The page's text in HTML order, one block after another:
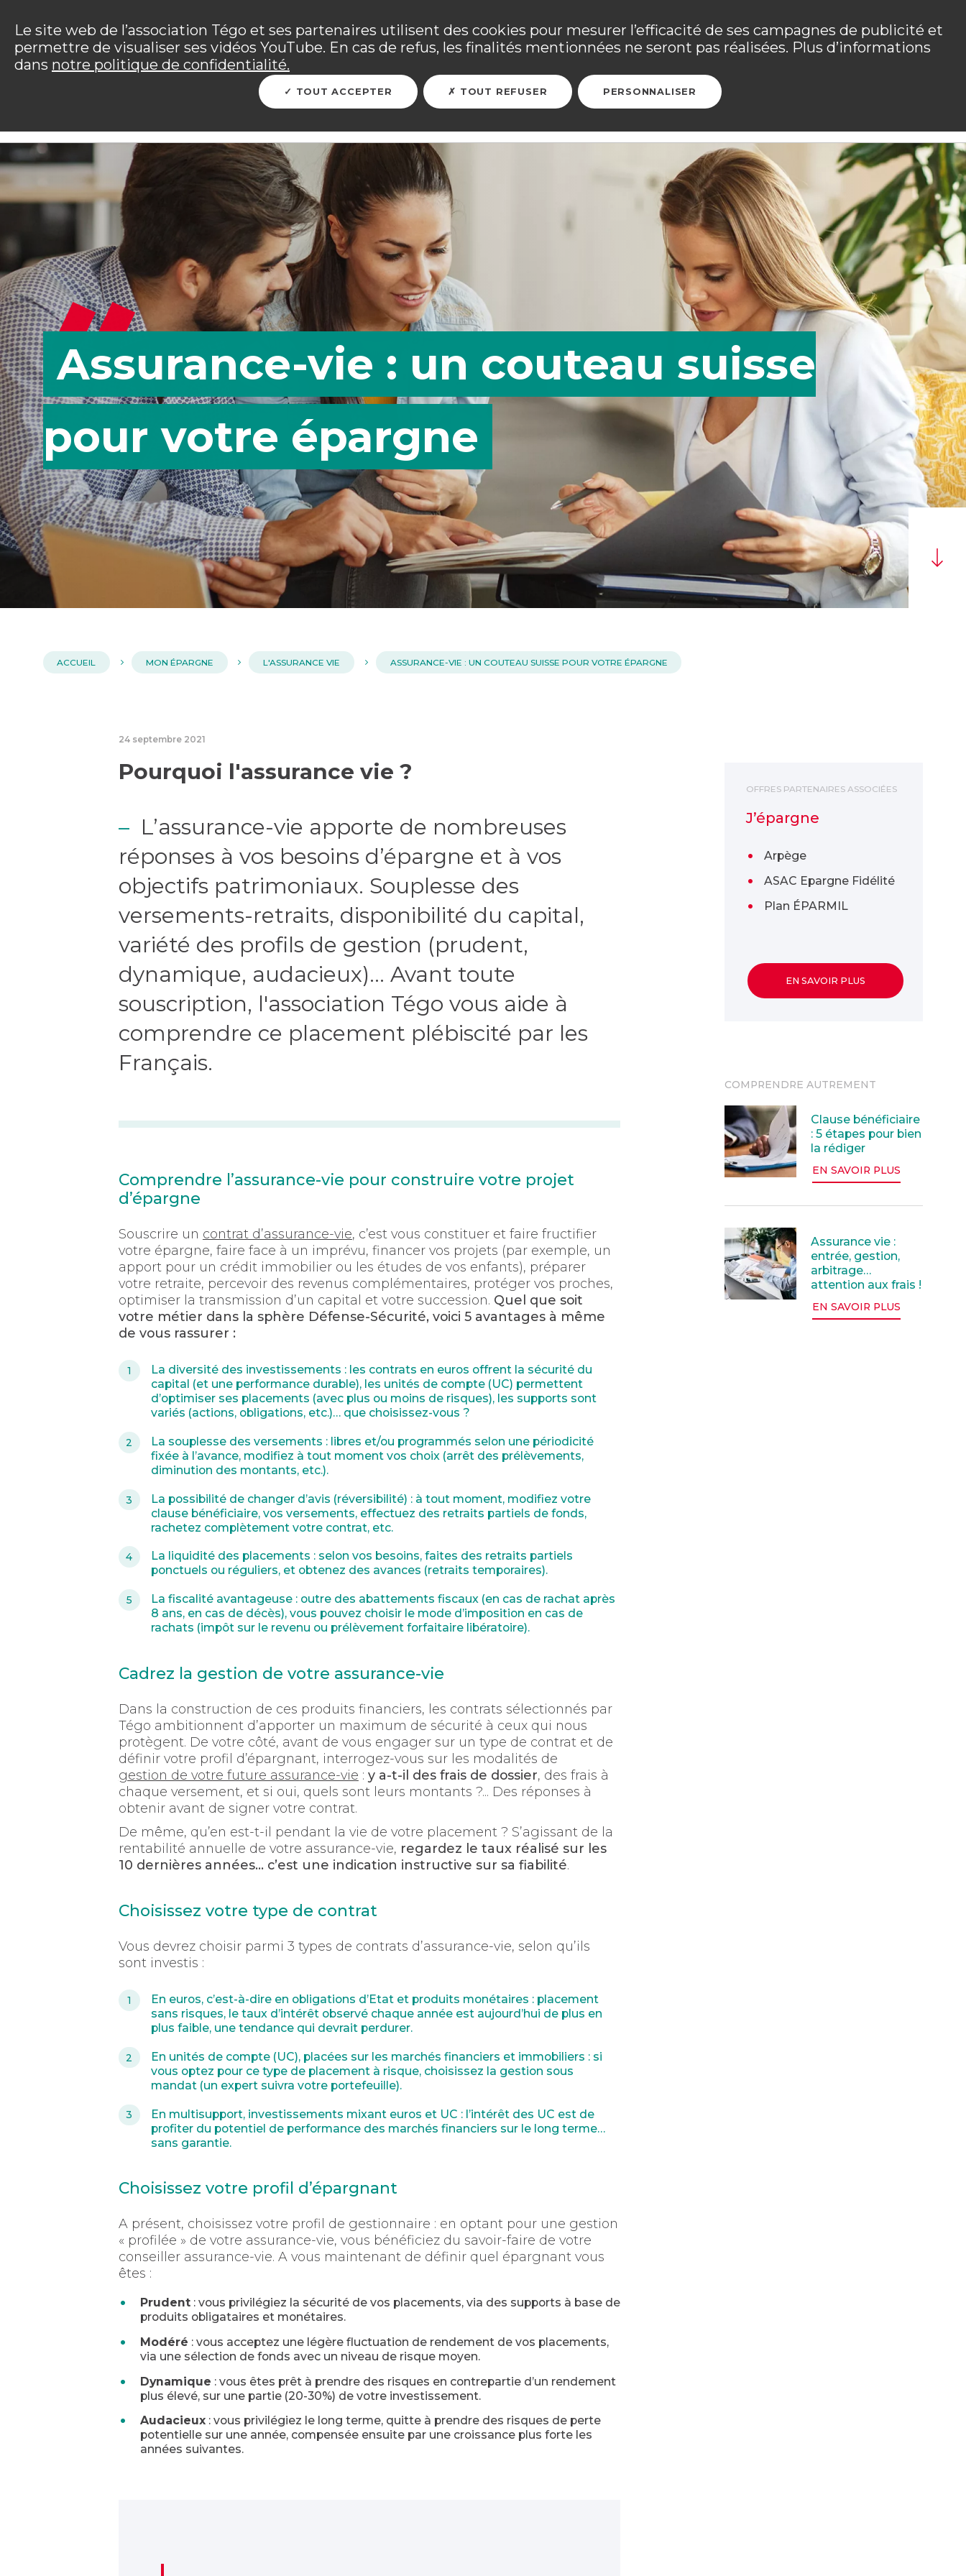
Vous êtes sur le site Tégo
ME PROTÉGER ASSURER MES BIENS L'ASSOCIATION
Assurance-vie : un couteau suisse
pour votre épargne
ACCUEIL MON ÉPARGNE L'ASSURANCE VIE ASSURANCE-VIE : UN COUTEAU SUISSE POUR VOTRE ÉPARGNE
24 septembre 2021
Pourquoi l'assurance vie ?
L’assurance-vie apporte de nombreuses
réponses à vos besoins d’épargne et à vos
objectifs patrimoniaux. Souplesse des
versements-retraits, disponibilité du capital,
variété des profils de gestion (prudent,
dynamique, audacieux)... Avant toute
souscription, l'association Tégo vous aide à
comprendre ce placement plébiscité par les
Français.
Comprendre l’assurance-vie pour construire votre projet
d’épargne
Souscrire un contrat d’assurance-vie, c’est vous constituer et faire fructifier
votre épargne, faire face à un imprévu, financer vos projets (par exemple, un
apport pour un crédit immobilier ou les études de vos enfants), préparer
votre retraite, percevoir des revenus complémentaires, protéger vos proches,
optimiser la transmission d’un capital et votre succession. Quel que soit
votre métier dans la sphère Défense-Sécurité, voici 5 avantages à même
de vous rassurer :
La diversité des investissements :les contrats en euros offrent la sécurité du
capital (et une performance durable), les unités de compte (UC) permettent
d’optimiser ses placements (avec plus ou moins de risques), les supports sont
variés (actions, obligations, etc.)… que choisissez-vous ?
La souplesse des versements :libres et/ou programmés selon une périodicité
fixée à l’avance, modifiez à tout moment vos choix (arrêt des prélèvements,
diminution des montants, etc.).
La possibilité de changer d’avis (réversibilité) :à tout moment, modifiez votre
clause bénéficiaire, vos versements, effectuez des retraits partiels de fonds,
rachetez complètement votre contrat, etc.
La liquidité des placements :selon vos besoins, faites des retraits partiels
ponctuels ou réguliers, et obtenez des avances (retraits temporaires).
La fiscalité avantageuse :outre des abattements fiscaux (en cas de rachat après
8 ans, en cas de décès), vous pouvez choisir le mode d’imposition en cas de
rachats (impôt sur le revenu ou prélèvement forfaitaire libératoire).
Cadrez la gestion de votre assurance-vie
Dans la construction de ces produits financiers, les contrats sélectionnés par
Tégo ambitionnent d’apporter un maximum de sécurité à ceux qui nous
protègent. De votre côté, avant de vous engager sur un type de contrat et de
définir votre profil d’épargnant, interrogez-vous sur les modalités de
gestion de votre future assurance-vie : y a-t-il des frais de dossier, des frais à
chaque versement, et si oui, quels sont leurs montants ?... Des réponses à
obtenir avant de signer votre contrat.
De même, qu’en est-t-il pendant la vie de votre placement ? S’agissant de la
rentabilité annuelle de votre assurance-vie, regardez le taux réalisé sur les
10 dernières années… c’est une indication instructive sur sa fiabilité.
Choisissez votre type de contrat
Vous devrez choisir parmi 3 types de contrats d’assurance-vie, selon qu’ils
sont investis :
En euros, c’est-à-dire en obligations d’Etat et produits monétaires : placement
sans risques, le taux d’intérêt observé chaque année est aujourd’hui de plus en
plus faible, une tendance qui devrait perdurer.
En unités de compte (UC), placées sur les marchés financiers et immobiliers : si
vous optez pour ce type de placement à risque, choisissez la gestion sous
mandat (un expert suivra votre portefeuille).
En multisupport, investissements mixant euros et UC : l’intérêt des UC est de
profiter du potentiel de performance des marchés financiers sur le long terme…
sans garantie.
Choisissez votre profil d’épargnant
A présent, choisissez votre profil de gestionnaire : en optant pour une gestion
« profilée » de votre assurance-vie, vous bénéficiez du savoir-faire de votre
conseiller assurance-vie. A vous maintenant de définir quel épargnant vous
êtes :
Prudent : vous privilégiez la sécurité de vos placements, via des supports à base de
produits obligataires et monétaires.
Modéré : vous acceptez une légère fluctuation de rendement de vos placements,
via une sélection de fonds avec un niveau de risque moyen.
Dynamique : vous êtes prêt à prendre des risques en contrepartie d’un rendement
plus élevé, sur une partie (20-30%) de votre investissement.
Audacieux : vous privilégiez le long terme, quitte à prendre des risques de perte
potentielle sur une année, compensée ensuite par une croissance plus forte les
années suivantes.
OFFRES PARTENAIRES ASSOCIÉES
J’épargne
Arpège
ASAC Epargne Fidélité
Plan ÉPARMIL
EN SAVOIR PLUS
COMPRENDRE AUTREMENT
Clause bénéficiaire : 5 étapes pour
Clause bénéficiaire
: 5 étapes pour bien
la rédiger
EN SAVOIR PLUS
Assurance vie : entrée, gestion,
Assurance vie :
entrée, gestion,
arbitrage…
attention aux frais !
EN SAVOIR PLUS
Le site web de l’association Tégo et ses partenaires utilisent des cookies pour mesurer l’efficacité de ses campagnes de publicité et
permettre de visualiser ses vidéos YouTube. En cas de refus, les finalités mentionnées ne seront pas réalisées. Plus d’informations
dans notre politique de confidentialité.
TOUT ACCEPTER TOUT REFUSER PERSONNALISER